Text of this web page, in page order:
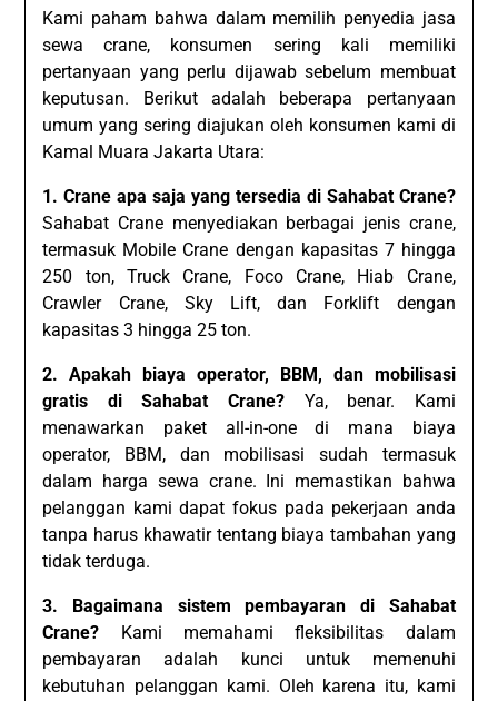
Kami paham bahwa dalam memilih penyedia jasa
sewa crane, konsumen sering kali memiliki
pertanyaan yang perlu dijawab sebelum membuat
keputusan. Berikut adalah beberapa pertanyaan
umum yang sering diajukan oleh konsumen kami di
Kamal Muara Jakarta Utara:
1. Crane apa saja yang tersedia di Sahabat Crane?
Sahabat Crane menyediakan berbagai jenis crane,
termasuk Mobile Crane dengan kapasitas 7 hingga
250 ton, Truck Crane, Foco Crane, Hiab Crane,
Crawler Crane, Sky Lift, dan Forklift dengan
kapasitas 3 hingga 25 ton.
2. Apakah biaya operator, BBM, dan mobilisasi
gratis di Sahabat Crane? Ya, benar. Kami
menawarkan paket all-in-one di mana biaya
operator, BBM, dan mobilisasi sudah termasuk
dalam harga sewa crane. Ini memastikan bahwa
pelanggan kami dapat fokus pada pekerjaan anda
tanpa harus khawatir tentang biaya tambahan yang
tidak terduga.
3. Bagaimana sistem pembayaran di Sahabat
Crane? Kami memahami fleksibilitas dalam
pembayaran adalah kunci untuk memenuhi
kebutuhan pelanggan kami. Oleh karena itu, kami